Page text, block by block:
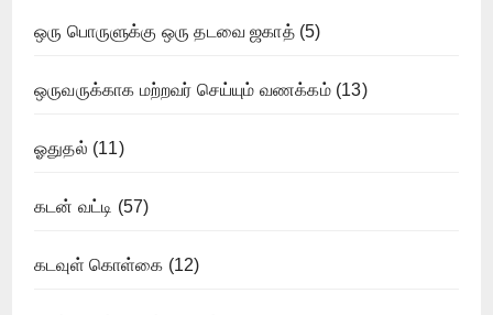
ஒரு பொருளுக்கு ஒரு தடவை ஜகாத்(5)
ஒருவருக்காக மற்றவர் செய்யும் வணக்கம்(13)
ஓதுதல் (11)
கடன் வட்டி (57)
கடவுள் கொள்கை (12)